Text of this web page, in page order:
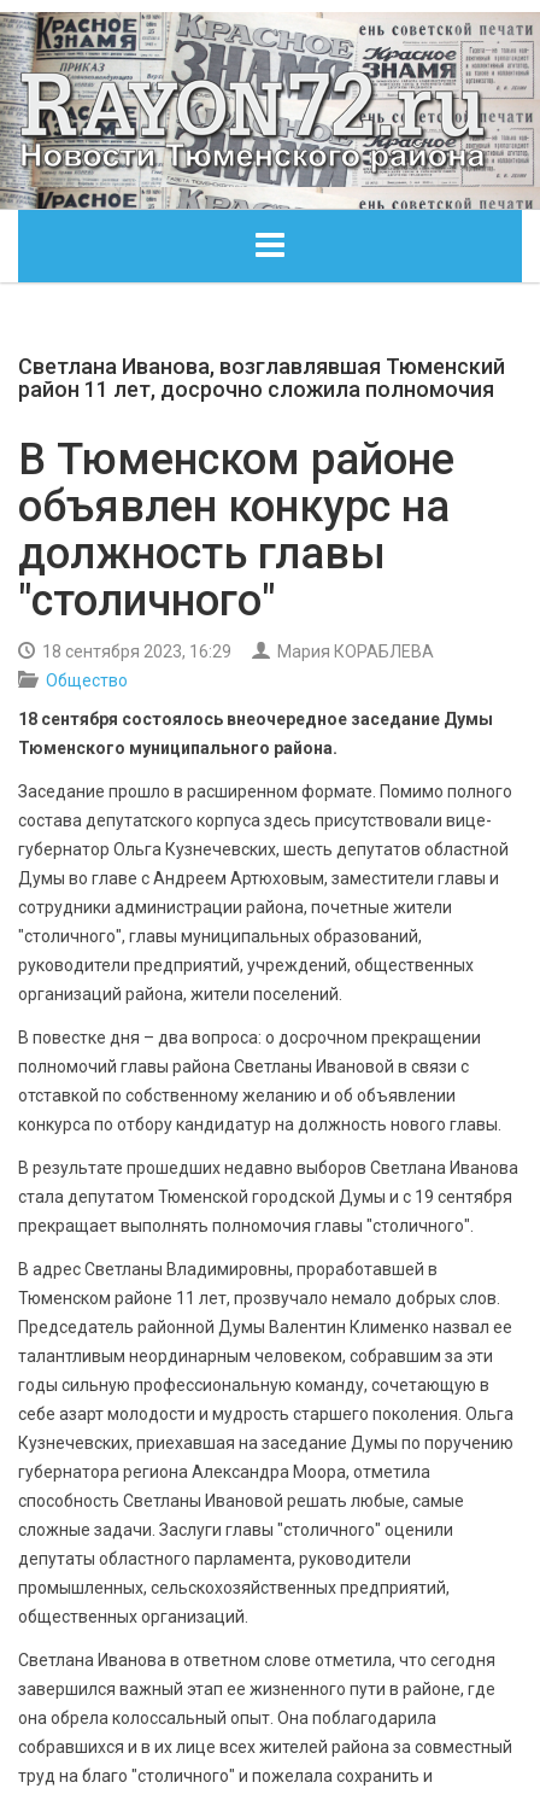
ОБЩЕСТВО
КУЛЬТУРА
БЕЗОПАСНОСТЬ
СПОРТ
АРХИВ PDF
Светлана Иванова, возглавлявшая Тюменский
район 11 лет, досрочно сложила полномочия
В Тюменском районе
объявлен конкурс на
должность главы
"столичного"
18 сентября 2023, 16:29
Мария КОРАБЛЕВА
Общество
18 сентября состоялось внеочередное заседание Думы
Тюменского муниципального района.
Заседание прошло в расширенном формате. Помимо полного
состава депутатского корпуса здесь присутствовали вице-
губернатор Ольга Кузнечевских, шесть депутатов областной
Думы во главе с Андреем Артюховым, заместители главы и
сотрудники администрации района, почетные жители
"столичного", главы муниципальных образований,
руководители предприятий, учреждений, общественных
организаций района, жители поселений.
В повестке дня – два вопроса: о досрочном прекращении
полномочий главы района Светланы Ивановой в связи с
отставкой по собственному желанию и об объявлении
конкурса по отбору кандидатур на должность нового главы.
В результате прошедших недавно выборов Светлана Иванова
стала депутатом Тюменской городской Думы и с 19 сентября
прекращает выполнять полномочия главы "столичного".
В адрес Светланы Владимировны, проработавшей в
Тюменском районе 11 лет, прозвучало немало добрых слов.
Председатель районной Думы Валентин Клименко назвал ее
талантливым неординарным человеком, собравшим за эти
годы сильную профессиональную команду, сочетающую в
себе азарт молодости и мудрость старшего поколения. Ольга
Кузнечевских, приехавшая на заседание Думы по поручению
губернатора региона Александра Моора, отметила
способность Светланы Ивановой решать любые, самые
сложные задачи. Заслуги главы "столичного" оценили
депутаты областного парламента, руководители
промышленных, сельскохозяйственных предприятий,
общественных организаций.
Светлана Иванова в ответном слове отметила, что сегодня
завершился важный этап ее жизненного пути в районе, где
она обрела колоссальный опыт. Она поблагодарила
собравшихся и в их лице всех жителей района за совместный
труд на благо "столичного" и пожелала сохранить и